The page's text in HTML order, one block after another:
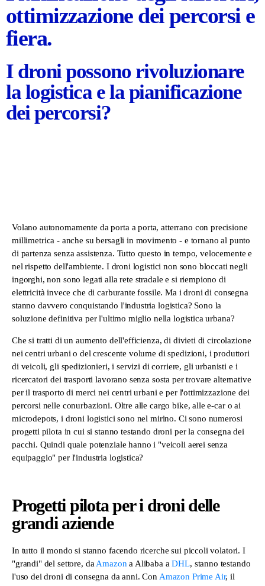
ottimizzazione dei percorsi e
fiera.
I droni possono rivoluzionare
la logistica e la pianificazione
dei percorsi?
Volano autonomamente da porta a porta, atterrano con precisione
millimetrica - anche su bersagli in movimento - e tornano al punto
di partenza senza assistenza. Tutto questo in tempo, velocemente e
nel rispetto dell'ambiente. I droni logistici non sono bloccati negli
ingorghi, non sono legati alla rete stradale e si riempiono di
elettricità invece che di carburante fossile. Ma i droni di consegna
stanno davvero conquistando l'industria logistica? Sono la
soluzione definitiva per l'ultimo miglio nella logistica urbana?
Che si tratti di un aumento dell'efficienza, di divieti di circolazione
nei centri urbani o del crescente volume di spedizioni, i produttori
di veicoli, gli spedizionieri, i servizi di corriere, gli urbanisti e i
ricercatori dei trasporti lavorano senza sosta per trovare alternative
per il trasporto di merci nei centri urbani e per l'ottimizzazione dei
percorsi nelle conurbazioni. Oltre alle cargo bike, alle e-car o ai
microdepots, i droni logistici sono nel mirino. Ci sono numerosi
progetti pilota in cui si stanno testando droni per la consegna dei
pacchi. Quindi quale potenziale hanno i "veicoli aerei senza
equipaggio" per l'industria logistica?
Progetti pilota per i droni delle
grandi aziende
In tutto il mondo si stanno facendo ricerche sui piccoli volatori. I
"grandi" del settore, da Amazon a Alibaba aDHL, stanno testando
l'uso dei droni di consegna da anni. Con Amazon Prime Air, il